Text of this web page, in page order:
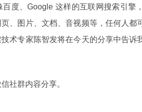
度、Google 这样的互联网搜索引擎
、图片、文档、音视频等，任何人都
术专家陈智发将在今天的分享中告诉
社群内容分享。